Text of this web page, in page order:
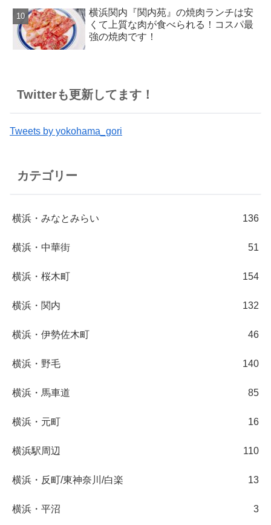
横浜関内『関内苑』の焼肉ランチは安
くて上質な肉が食べられる！コスパ最
強の焼肉です！
Twitterも更新してます！
Tweets by yokohama_gori
カテゴリー
横浜・みなとみらい 136
横浜・中華街 51
横浜・桜木町 154
横浜・関内 132
横浜・伊勢佐木町 46
横浜・野毛 140
横浜・馬車道 85
横浜・元町 16
横浜駅周辺 110
横浜・反町/東神奈川/白楽 13
横浜・平沼 3